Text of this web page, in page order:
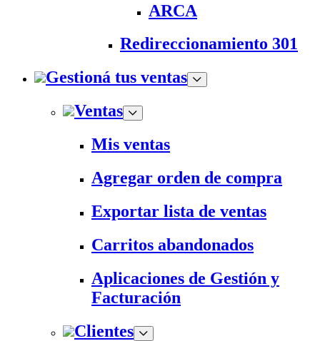
ARCA
Redireccionamiento 301
Gestioná tus ventas
Ventas
Mis ventas
Agregar orden de compra
Exportar lista de ventas
Carritos abandonados
Aplicaciones de Gestión y
Facturación
Clientes